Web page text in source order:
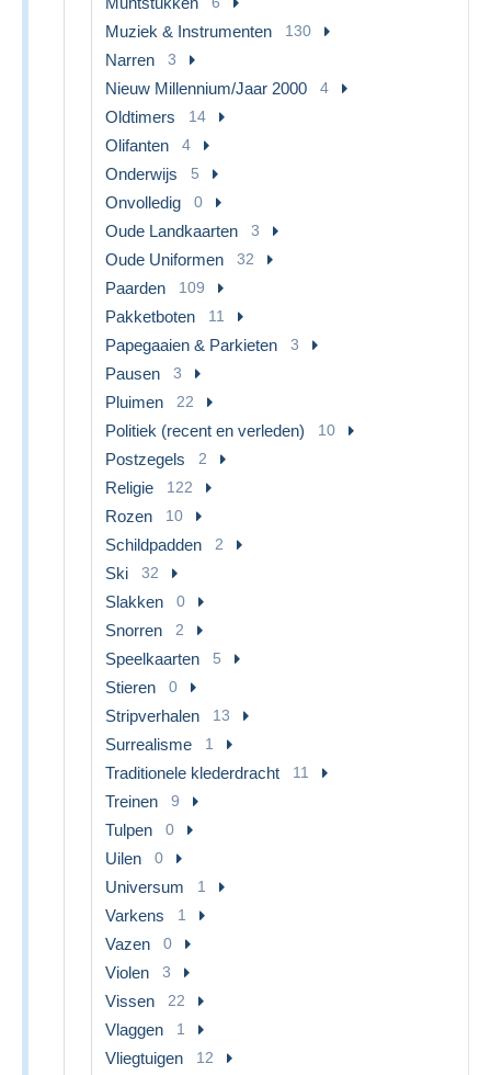
Muziek & Instrumenten 130
Narren 3
Nieuw Millennium/Jaar 2000 4
Oldtimers 14
Olifanten 4
Onderwijs 5
Onvolledig 0
Oude Landkaarten 3
Oude Uniformen 32
Paarden 109
Pakketboten 11
Papegaaien & Parkieten 3
Pausen 3
Pluimen 22
Politiek (recent en verleden) 10
Postzegels 2
Religie 122
Rozen 10
Schildpadden 2
Ski 32
Slakken 0
Snorren 2
Speelkaarten 5
Stieren 0
Stripverhalen 13
Surrealisme 1
Traditionele klederdracht 11
Treinen 9
Tulpen 0
Uilen 0
Universum 1
Varkens 1
Vazen 0
Violen 3
Vissen 22
Vlaggen 1
Vliegtuigen 12